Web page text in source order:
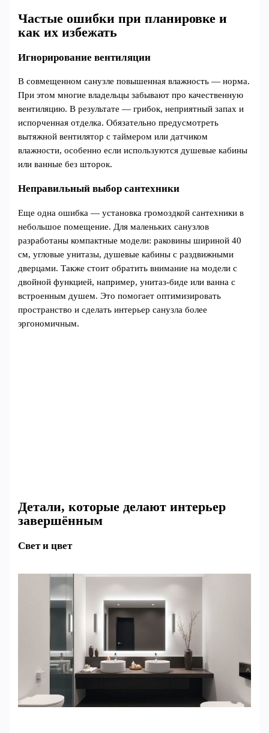
Частые ошибки при планировке и
как их избежать
Игнорирование вентиляции
В совмещенном санузле повышенная влажность — норма.
При этом многие владельцы забывают про качественную
вентиляцию. В результате — грибок, неприятный запах и
испорченная отделка. Обязательно предусмотреть
вытяжной вентилятор с таймером или датчиком
влажности, особенно если используются душевые кабины
или ванные без шторок.
Неправильный выбор сантехники
Еще одна ошибка — установка громоздкой сантехники в
небольшое помещение. Для маленьких санузлов
разработаны компактные модели: раковины шириной 40
см, угловые унитазы, душевые кабины с раздвижными
дверцами. Также стоит обратить внимание на модели с
двойной функцией, например, унитаз-биде или ванна с
встроенным душем. Это помогает оптимизировать
пространство и сделать интерьер санузла более
эргономичным.
Детали, которые делают интерьер
завершённым
Свет и цвет